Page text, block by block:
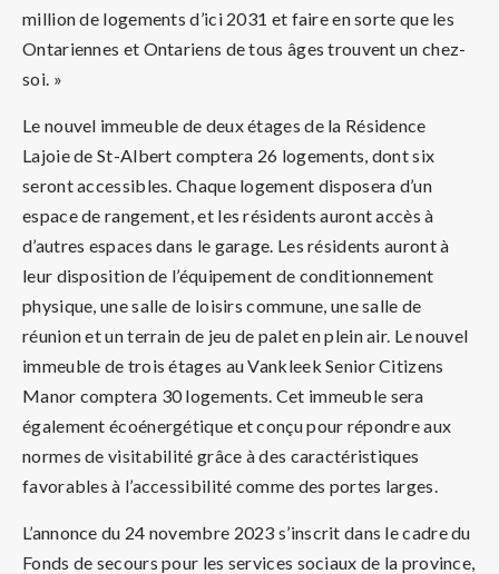
million de logements d’ici 2031 et faire en sorte que les
Ontariennes et Ontariens de tous âges trouvent un chez-
soi. »
Le nouvel immeuble de deux étages de la Résidence
Lajoie de St-Albert comptera 26 logements, dont six
seront accessibles. Chaque logement disposera d’un
espace de rangement, et les résidents auront accès à
d’autres espaces dans le garage. Les résidents auront à
leur disposition de l’équipement de conditionnement
physique, une salle de loisirs commune, une salle de
réunion et un terrain de jeu de palet en plein air. Le nouvel
immeuble de trois étages au Vankleek Senior Citizens
Manor comptera 30 logements. Cet immeuble sera
également écoénergétique et conçu pour répondre aux
normes de visitabilité grâce à des caractéristiques
favorables à l’accessibilité comme des portes larges.
L’annonce du 24 novembre 2023 s’inscrit dans le cadre du
Fonds de secours pour les services sociaux de la province,